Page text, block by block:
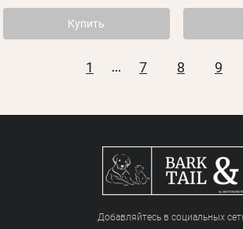
Купить
1 ... 7 8 9
Добавляйтесь в социальных